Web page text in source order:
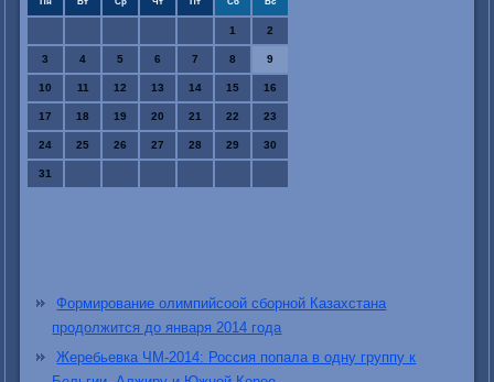
Пн Вт Ср Чт Пт Сб Вс
1 2
3 4 5 6 7 8 9
10 11 12 13 14 15 16
17 18 19 20 21 22 23
24 25 26 27 28 29 30
31
Формирование олимпийсоой сборной Казахстана
продолжится до января 2014 года
Жеребьевка ЧМ-2014: Россия попала в одну группу к